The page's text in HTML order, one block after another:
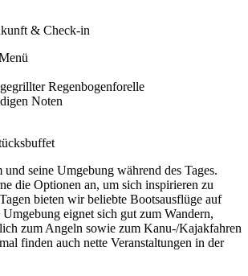
& Check-in
Regenbogenforelle
Noten
seine Umgebung während des Tages.
die Optionen an, um sich inspirieren zu
bieten wir beliebte Bootsausflüge auf
eignet sich gut zum Wandern,
zum Angeln sowie zum Kanu-/Kajakfahren
finden auch nette Veranstaltungen in der